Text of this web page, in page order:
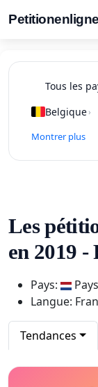
Tous les
Belgique›
Montrer plus
Les
en 2019 -
Pays:
Langue:
Tendances